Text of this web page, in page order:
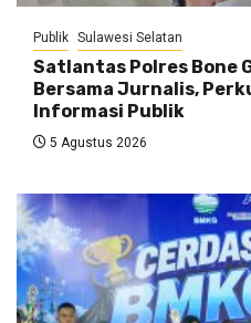
Publik Sulawesi Selatan
Satlantas Polres Bone
Bersama Jurnalis,
Informasi Publik
5 Agustus 2026